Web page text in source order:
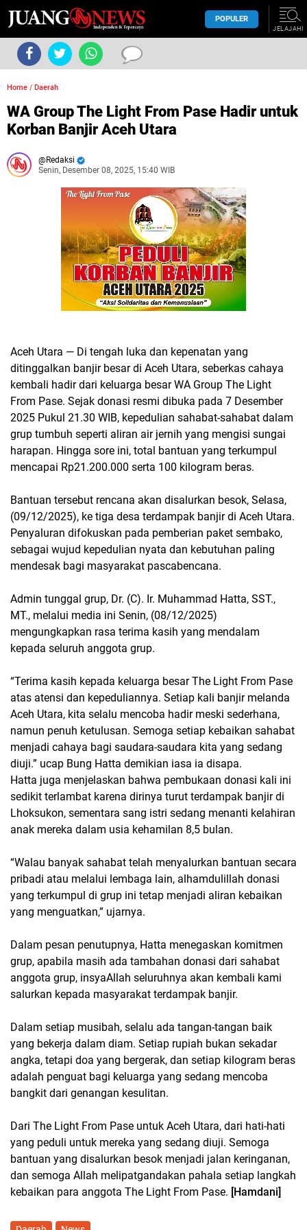
POPULER
JELAJAHI
Home / Daerah
WA Group The Light From Pase Hadir untuk
Korban Banjir Aceh Utara
Redaksi
Senin, Desember 08, 2025, 15:40 WIB
Aceh Utara — Di tengah luka dan kepenatan yang
ditinggalkan banjir besar di Aceh Utara, seberkas cahaya
kembali hadir dari keluarga besar WA Group The Light
From Pase. Sejak donasi resmi dibuka pada 7 Desember
2025 Pukul 21.30 WIB, kepedulian sahabat-sahabat dalam
grup tumbuh seperti aliran air jernih yang mengisi sungai
harapan. Hingga sore ini, total bantuan yang terkumpul
mencapai Rp21.200.000 serta 100 kilogram beras.
Bantuan tersebut rencana akan disalurkan besok, Selasa,
(09/12/2025), ke tiga desa terdampak banjir di Aceh Utara.
Penyaluran difokuskan pada pemberian paket sembako,
sebagai wujud kepedulian nyata dan kebutuhan paling
mendesak bagi masyarakat pascabencana.
Admin tunggal grup, Dr. (C). Ir. Muhammad Hatta, SST.,
MT., melalui media ini Senin, (08/12/2025)
mengungkapkan rasa terima kasih yang mendalam
kepada seluruh anggota grup.
“Terima kasih kepada keluarga besar The Light From Pase
atas atensi dan kepeduliannya. Setiap kali banjir melanda
Aceh Utara, kita selalu mencoba hadir meski sederhana,
namun penuh ketulusan. Semoga setiap kebaikan sahabat
menjadi cahaya bagi saudara-saudara kita yang sedang
diuji.” ucap Bung Hatta demikian iasa ia disapa.
Hatta juga menjelaskan bahwa pembukaan donasi kali ini
sedikit terlambat karena dirinya turut terdampak banjir di
Lhoksukon, sementara sang istri sedang menanti kelahiran
anak mereka dalam usia kehamilan 8,5 bulan.
“Walau banyak sahabat telah menyalurkan bantuan secara
pribadi atau melalui lembaga lain, alhamdulillah donasi
yang terkumpul di grup ini tetap menjadi aliran kebaikan
yang menguatkan,” ujarnya.
Dalam pesan penutupnya, Hatta menegaskan komitmen
grup, apabila masih ada tambahan donasi dari sahabat
anggota grup, insyaAllah seluruhnya akan kembali kami
salurkan kepada masyarakat terdampak banjir.
Dalam setiap musibah, selalu ada tangan-tangan baik
yang bekerja dalam diam. Setiap rupiah bukan sekadar
angka, tetapi doa yang bergerak, dan setiap kilogram beras
adalah penguat bagi keluarga yang sedang mencoba
bangkit dari genangan kesulitan.
Dari The Light From Pase untuk Aceh Utara, dari hati-hati
yang peduli untuk mereka yang sedang diuji. Semoga
bantuan yang disalurkan besok menjadi jalan keringanan,
dan semoga Allah melipatgandakan pahala setiap langkah
kebaikan para anggota The Light From Pase. [Hamdani]